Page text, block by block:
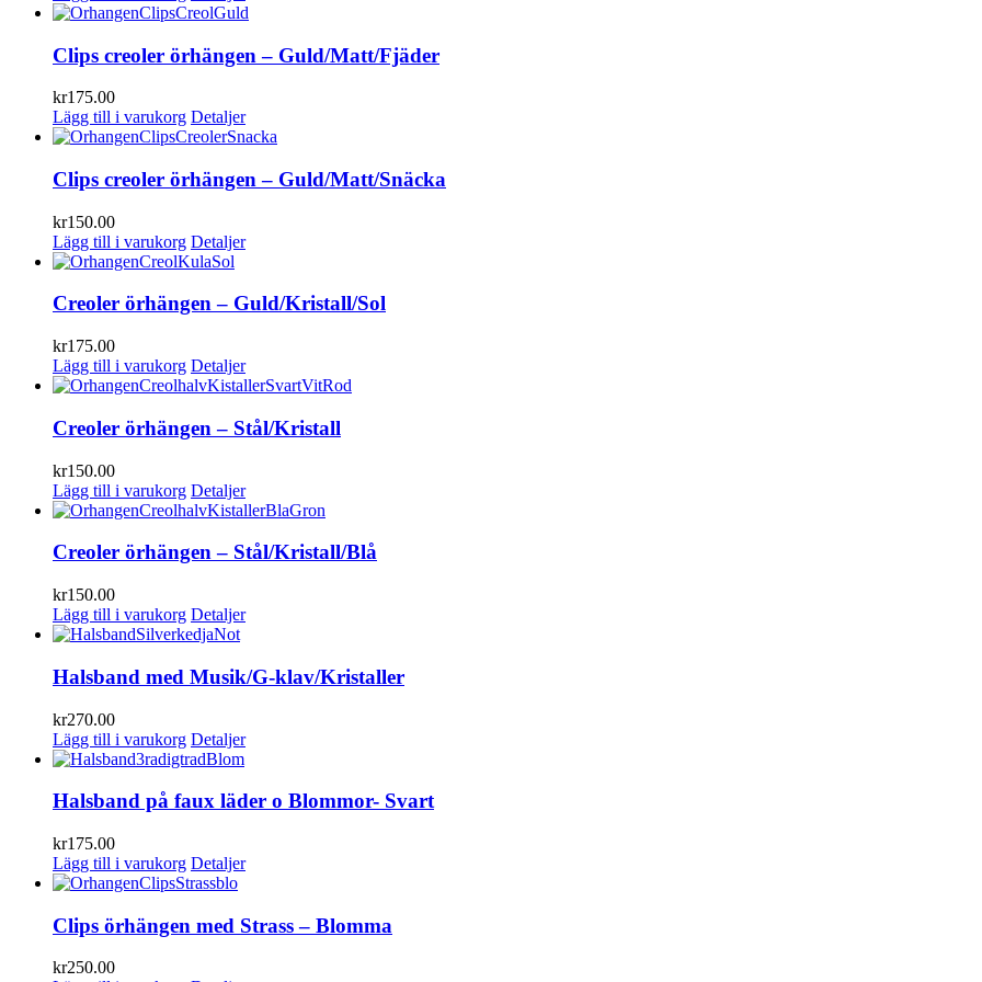
Clips creoler örhängen – Guld/Matt/Fjäder
kr175.00
Lägg till i varukorg Detaljer
Clips creoler örhängen – Guld/Matt/Snäcka
kr150.00
Lägg till i varukorg Detaljer
Creoler örhängen – Guld/Kristall/Sol
kr175.00
Lägg till i varukorg Detaljer
Creoler örhängen – Stål/Kristall
kr150.00
Lägg till i varukorg Detaljer
Creoler örhängen – Stål/Kristall/Blå
kr150.00
Lägg till i varukorg Detaljer
Halsband med Musik/G-klav/Kristaller
kr270.00
Lägg till i varukorg Detaljer
Halsband på faux läder o Blommor- Svart
kr175.00
Lägg till i varukorg Detaljer
Clips örhängen med Strass – Blomma
kr250.00